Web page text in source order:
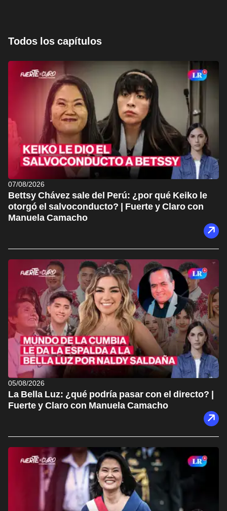
Todos los capítulos
07/08/2026
Bettsy Chávez sale del Perú: ¿por qué Keiko le
otorgó el salvoconducto? | Fuerte y Claro con
Manuela Camacho
05/08/2026
La Bella Luz: ¿qué podría pasar con el directo? |
Fuerte y Claro con Manuela Camacho